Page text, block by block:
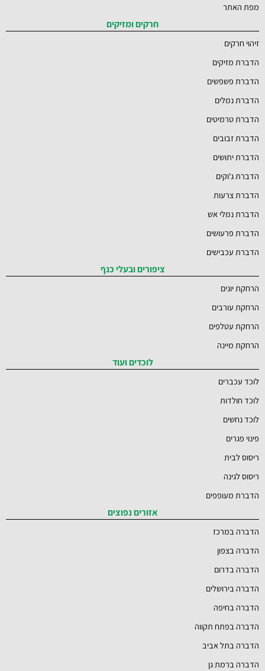
מפת האתר
חרקים ומזיקים
זיהוי חרקים
הדברת מזיקים
הדברת פשפשים
הדברת נמלים
הדברת טרמיטים
הדברת זבובים
הדברת יתושים
הדברת ג'וקים
הדברת צרעות
הדברת נמלי אש
הדברת פרעושים
הדברת עכבישים
ציפורים ובעלי כנף
הרחקת יונים
הרחקת עורבים
הרחקת עטלפים
הרחקת מיינה
לוכדים ועוד
לוכד עכברים
לוכד חולדות
לוכד נחשים
פינוי פגרים
ריסוס לבית
ריסוס לגינה
הדברת מעופפים
אזורים נפוצים
הדברה במרכז
הדברה בצפון
הדברה בדרום
הדברה בירושלים
הדברה בחיפה
הדברה בפתח תקווה
הדברה בתל אביב
הדברה ברמת גן